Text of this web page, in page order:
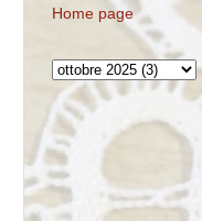
Home page